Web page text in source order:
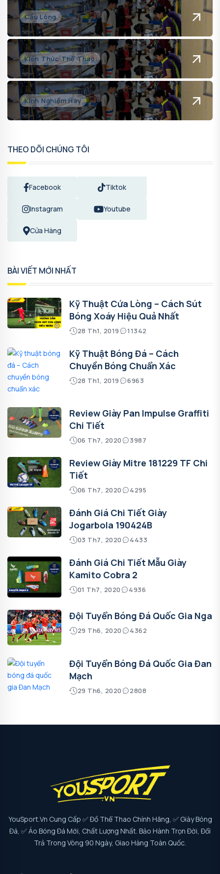
Cầu Lông
Kiến Thức Thể Thao
Kinh Nghiệm Hay
THEO DÕI CHÚNG TÔI
Facebook Tiktok
Instagram Youtube
Cửa Hàng
BÀI VIẾT MỚI NHẤT
Kỹ Thuật Cứa Lòng – Cách Sút
Bóng Xoáy Hiệu Quả Nhất
28 Th1, 2019 11342
Kỹ Thuật Bóng Đá – Cách
Chuyền Bóng Chuẩn Xác
28 Th1, 2019 6963
Review Giày Pan Impulse Graffiti
Chi Tiết
06 Th7, 2020 3987
Review Giày Mitre 181229 TF Chi
Tiết
06 Th7, 2020 4295
Đánh Giá Chi Tiết Giày
Jogarbola 190424B
03 Th7, 2020 4433
Đánh Giá Chi Tiết Mẫu Giày
Kamito Cobra 2
01 Th7, 2020 4936
Đội Tuyển Bóng Đá Quốc Gia Nga
29 Th6, 2020 4362
Đội Tuyển Bóng Đá Quốc Gia Đan
Mạch
29 Th6, 2020 2808
YouSport.vn Cung Cấp ✅ Đồ Thể Thao Chính Hãng, ✅ Giày Bóng
Đá, ✅ Áo Bóng Đá Mới, Chất Lượng Nhất. Bảo Hành Trọn Đời, Đổi
Trả Trong Vòng 90 Ngày, Giao Hàng Toàn Quốc.